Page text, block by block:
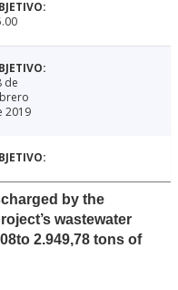
de
2019
by the
wastewater
2.949,78 tons of